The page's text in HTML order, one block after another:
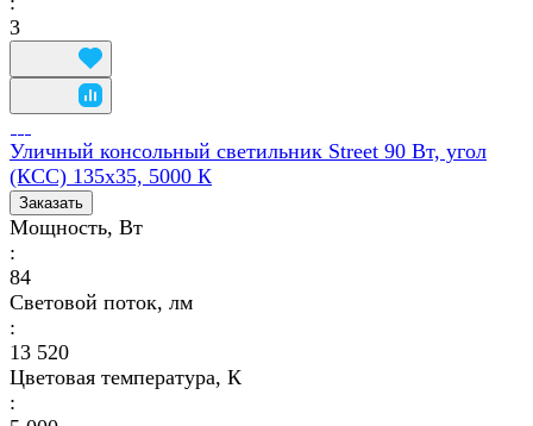
3
Уличный консольный светильник Street 90 Вт, угол
(КСС) 135х35, 5000 К
Заказать
Мощность, Вт
:
84
Световой поток, лм
:
13 520
Цветовая температура, К
: